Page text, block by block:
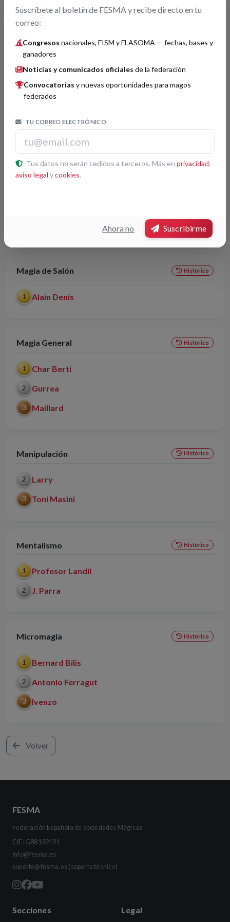
Cartomagia Histórico
1 Manolo Tena
2 Toni Cachadiña
Magia Cómica
Magia de Salón Histórico
1 Alain Denis
Magia General Histórico
1 Char Berti
2 Gurrea
3 Maillard
Manipulación Histórico
2 Larry
3 Toni Masini
Mentalismo Histórico
1 Profesor Landil
2 J. Parra
Micromagia Histórico
1 Bernard Bilis
2 Antonio Ferragut
3 Ivenzo
Volver
Suscríbete al boletín de FESMA y recibe directo en tu
correo:
Congresos nacionales, FISM y FLASOMA — fechas, bases y
ganadores
Noticias y comunicados oficiales de la federación
Convocatorias y nuevas oportunidades para magos
federados
TU CORREO ELECTRÓNICO
Tus datos no serán cedidos a terceros. Más en privacidad,
aviso legal ycookies.
Ahora no Suscribirme
FESMA
Federación Española de Sociedades Mágicas
CIF: G88139191
info@fesma.es
soporte@fesma.es (soporte técnico)
Secciones Legal